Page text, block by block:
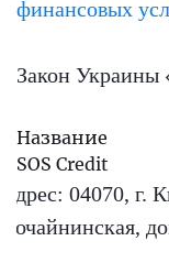
финансовых
Закон Украины
Название
SOS Credit
Адрес: 04070, г.
Почайнинская,